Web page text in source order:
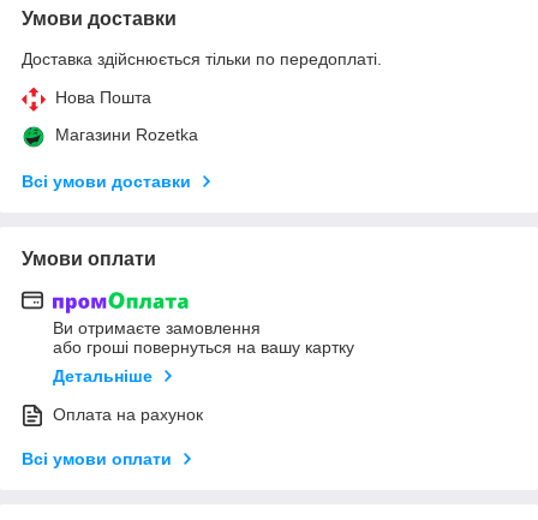
Умови доставки
Доставка здійснюється тільки по передоплаті.
Нова Пошта
Магазини Rozetka
Всі умови доставки
Умови оплати
Ви отримаєте замовлення
або гроші повернуться на вашу картку
Детальніше
Оплата на рахунок
Всі умови оплати